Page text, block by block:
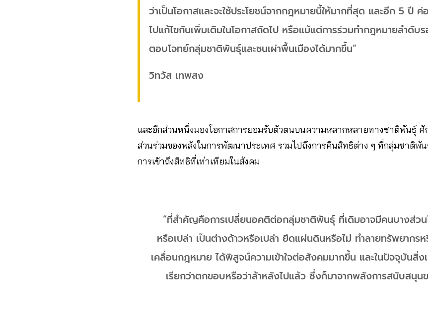
ว่าเป็นโอกาสและจะใช้ประโยชน์จากกฎหมายนี้ให้มากที่สุด และอีก 5 ปี
ไปแก้ไขกันเพิ่มเติมในโอกาสถัดไป หรือแม้แต่การร่วมทำกฎหมายลำดับ
ตอบโจทย์กลุ่มชาติพันธุ์และชนเผ่าพื้นเมืองได้มากขึ้น”
วิทวัส เทพสง
และอีกส่วนหนึ่งมองโอกาสการยอมรับตัวตนบนความหลากหลายทางชาติพันธุ์
ส่วนร่วมของพลังในการพัฒนาประเทศ รวมไปถึงการคืนสิทธิต่าง ๆ ที่กลุ่มชาติพั
การเข้าถึงสิทธิที่เท่าเทียมในสังคม
“ที่สำคัญคือการเปลี่ยนอคติต่อกลุ่มชาติพันธุ์ ที่เดิมอาจมีคนบางส่วนไ
หรือเปล่า เป็นต่างด้าวหรือเปล่า ยึดแผ่นดินหรือไม่ ทำลายทรัพยากร
เคลื่อนกฎหมาย ได้พิสูจน์ความเข้าใจต่อสังคมมากขึ้น และในปัจจุบันสิ่ง
เรียกว่าตกขอบหรือว่าล้าหลังไปแล้ว ซึ่งก็มาจากพลังการสนับสนุ